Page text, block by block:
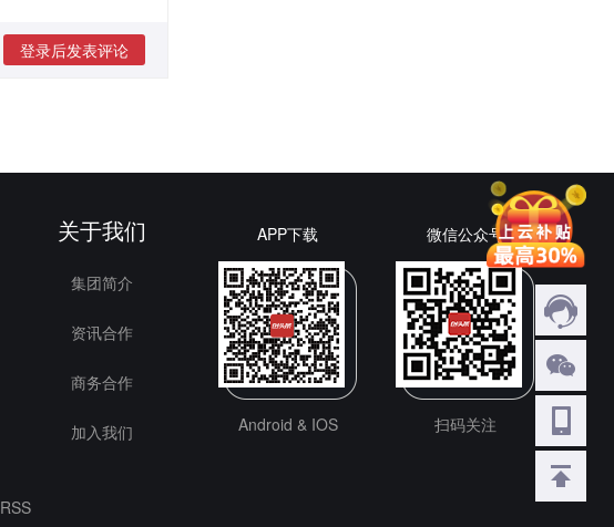
登录后发表评论
关于我们
集团简介
资讯合作
商务合作
加入我们
APP下载
Android & IOS
微信公众号
扫码关注
RSS